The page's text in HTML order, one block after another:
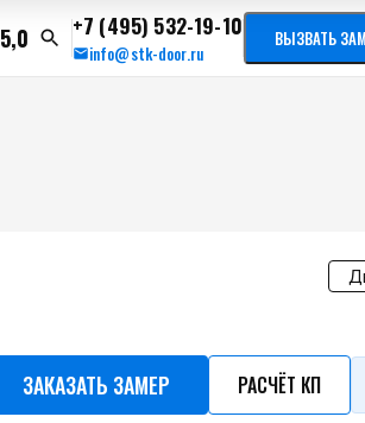
5,0 +7 (495) 532-19-10
info@stk-door.ru
ВЫЗВАТЬ
ЗАКАЗАТЬ ЗАМЕР РАСЧЁТ КП